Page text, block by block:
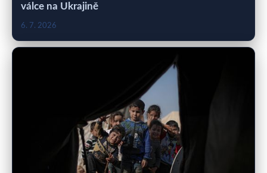
válce na Ukrajině
6. 7. 2026